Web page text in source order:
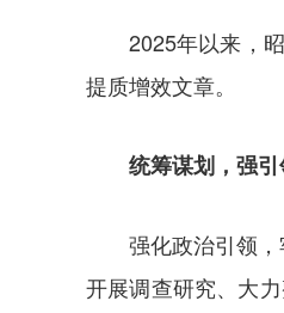
2025年以来，
提质增效文章。
统筹谋划，强
强化政治引领
开展调查研究、大